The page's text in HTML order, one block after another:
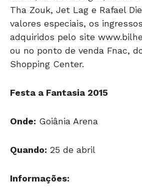
Tha Zouk, Jet Lag e Rafael
valores especiais, os
adquiridos pelo site
ou no ponto de venda Fnac,
Shopping Center.
Festa a Fantasia 2015
Onde: Goiânia Arena
Quando: 25 de abril
Informações: